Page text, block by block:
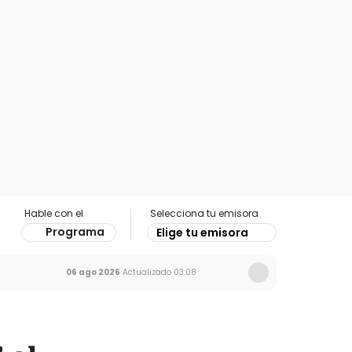
Hable con el
Programa
Selecciona tu emisora
Elige tu emisora
06 ago 2026 Actualizado 03:08